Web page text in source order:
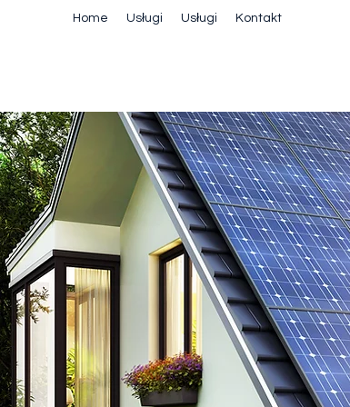
Home Usługi Usługi Kontakt